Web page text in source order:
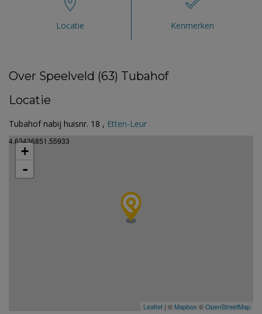
Locatie Kenmerken
Over Speelveld (63) Tubahof
Locatie
Tubahof nabij huisnr. 18 , Etten-Leur
4.63436851.55933
+
-
Leaflet | © Mapbox ©OpenStreetMap